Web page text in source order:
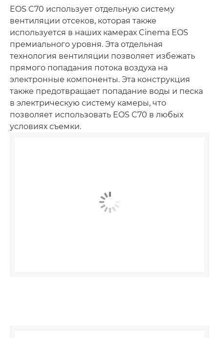
EOS C70 использует отдельную систему
вентиляции отсеков, которая также
используется в наших камерах Cinema EOS
премиального уровня. Эта отдельная
технология вентиляции позволяет избежать
прямого попадания потока воздуха на
электронные компоненты. Эта конструкция
также предотвращает попадание воды и песка
в электрическую систему камеры, что
позволяет использовать EOS C70 в любых
условиях съемки.